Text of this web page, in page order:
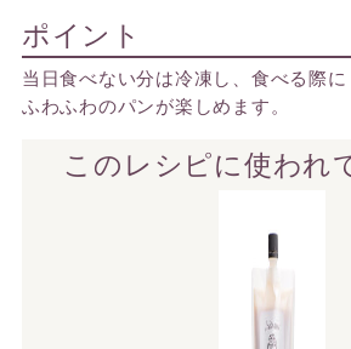
ポイント
当日食べない分は冷凍し、食べる際
ふわふわのパンが楽しめます。
このレシピに使われ